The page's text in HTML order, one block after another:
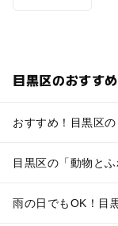
目黒区のおすす
おすすめ！目黒区
目黒区の「動物と
雨の日でもOK！目